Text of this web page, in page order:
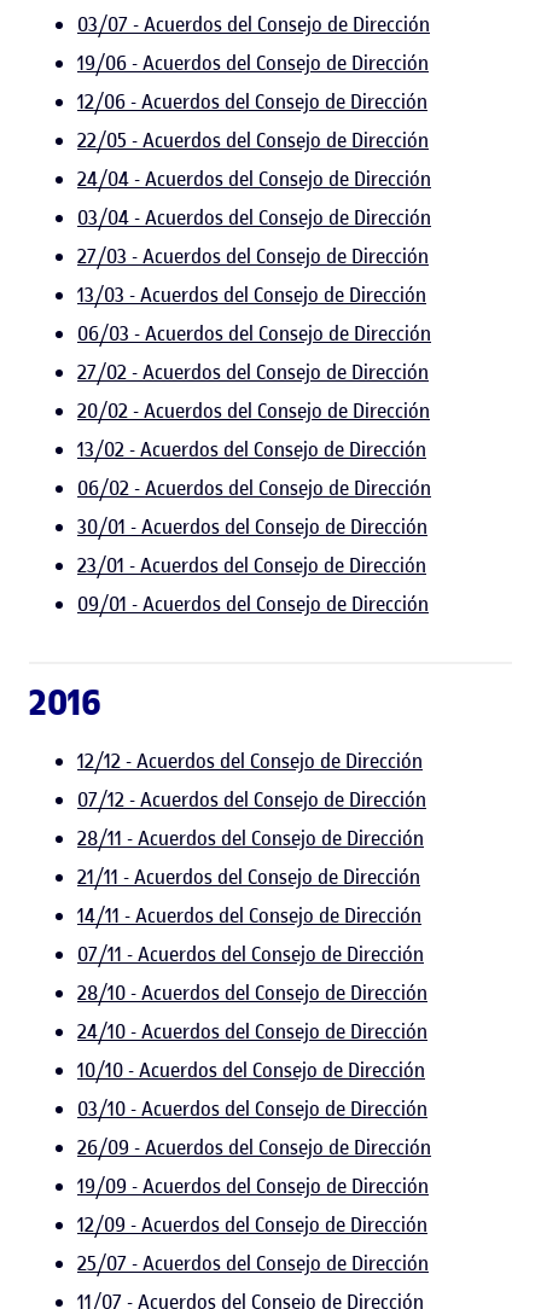
03/07 - Acuerdos del Consejo de Dirección
19/06 - Acuerdos del Consejo de Dirección
12/06 - Acuerdos del Consejo de Dirección
22/05 - Acuerdos del Consejo de Dirección
24/04 - Acuerdos del Consejo de Dirección
03/04 - Acuerdos del Consejo de Dirección
27/03 - Acuerdos del Consejo de Dirección
13/03 - Acuerdos del Consejo de Dirección
06/03 - Acuerdos del Consejo de Dirección
27/02 - Acuerdos del Consejo de Dirección
20/02 - Acuerdos del Consejo de Dirección
13/02 - Acuerdos del Consejo de Dirección
06/02 - Acuerdos del Consejo de Dirección
30/01 - Acuerdos del Consejo de Dirección
23/01 - Acuerdos del Consejo de Dirección
09/01 - Acuerdos del Consejo de Dirección
2016
12/12 - Acuerdos del Consejo de Dirección
07/12 - Acuerdos del Consejo de Dirección
28/11 - Acuerdos del Consejo de Dirección
21/11 - Acuerdos del Consejo de Dirección
14/11 - Acuerdos del Consejo de Dirección
07/11 - Acuerdos del Consejo de Dirección
28/10 - Acuerdos del Consejo de Dirección
24/10 - Acuerdos del Consejo de Dirección
10/10 - Acuerdos del Consejo de Dirección
03/10 - Acuerdos del Consejo de Dirección
26/09 - Acuerdos del Consejo de Dirección
19/09 - Acuerdos del Consejo de Dirección
12/09 - Acuerdos del Consejo de Dirección
25/07 - Acuerdos del Consejo de Dirección
11/07 - Acuerdos del Consejo de Dirección